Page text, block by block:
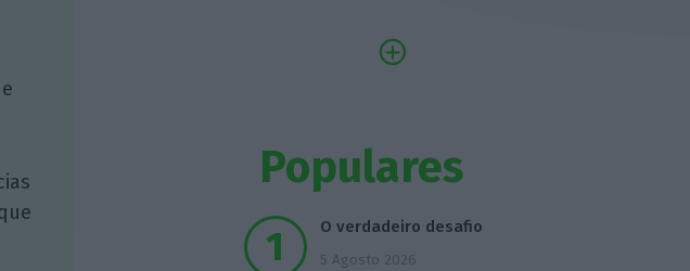
Populares
O verdadeiro desafio
5 Agosto 2026